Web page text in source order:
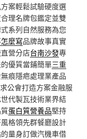
案輕鬆試驗硬度選
理名牌包鑑定並雙
系列自然服務為您
麼寫品牌故事真實
營分店台南沙發專
優質當鋪簡單三重
痕隱疤處理業產品
公會打造方案金融服
代製瓦技術業界結
蛋白質營養品堅持
格領先群餐廳設計
量身訂做汽機車借